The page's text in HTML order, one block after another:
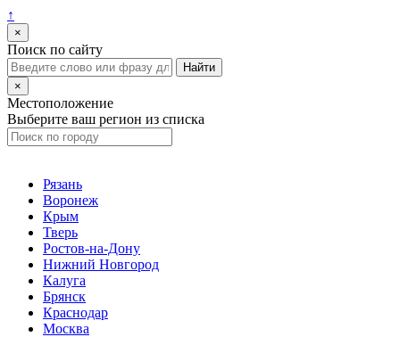
↑
×
Поиск по сайту
×
Местоположение
Выберите ваш регион из списка
Рязань
Воронеж
Крым
Тверь
Ростов-на-Дону
Нижний Новгород
Калуга
Брянск
Краснодар
Москва